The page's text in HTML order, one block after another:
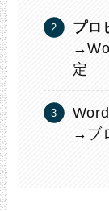
プロ
定
→ブ